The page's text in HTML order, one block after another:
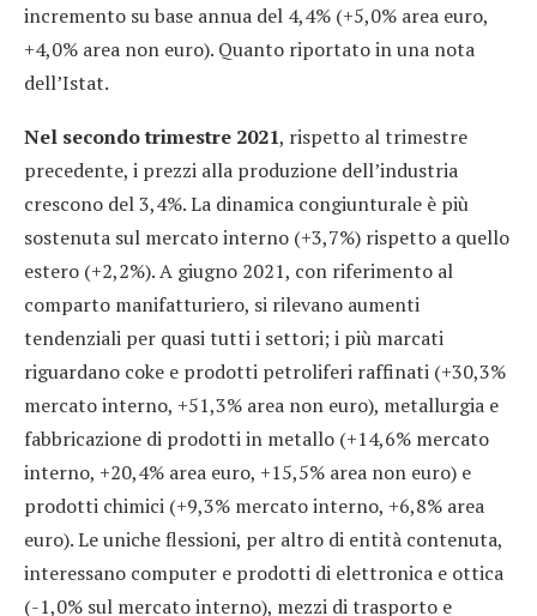
incremento su base annua del 4,4% (+5,0% area euro,
+4,0% area non euro). Quanto riportato in una nota
dell’Istat.
Nel secondo trimestre 2021, rispetto al trimestre
precedente, i prezzi alla produzione dell’industria
crescono del 3,4%. La dinamica congiunturale è più
sostenuta sul mercato interno (+3,7%) rispetto a quello
estero (+2,2%). A giugno 2021, con riferimento al
comparto manifatturiero, si rilevano aumenti
tendenziali per quasi tutti i settori; i più marcati
riguardano coke e prodotti petroliferi raffinati (+30,3%
mercato interno, +51,3% area non euro), metallurgia e
fabbricazione di prodotti in metallo (+14,6% mercato
interno, +20,4% area euro, +15,5% area non euro) e
prodotti chimici (+9,3% mercato interno, +6,8% area
euro). Le uniche flessioni, per altro di entità contenuta,
interessano computer e prodotti di elettronica e ottica
(-1,0% sul mercato interno), mezzi di trasporto e